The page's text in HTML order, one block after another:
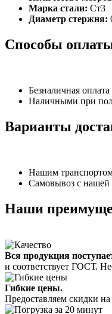
Марка стали: Ст3
Диаметр стержня:
Способы
Безналичная
Наличными при
Варианты
Нашим
Самовывоз с нашей
Наши
Вся продукция
и соответствует ГОСТ.
Гибкие цены.
Предоставляем скидки